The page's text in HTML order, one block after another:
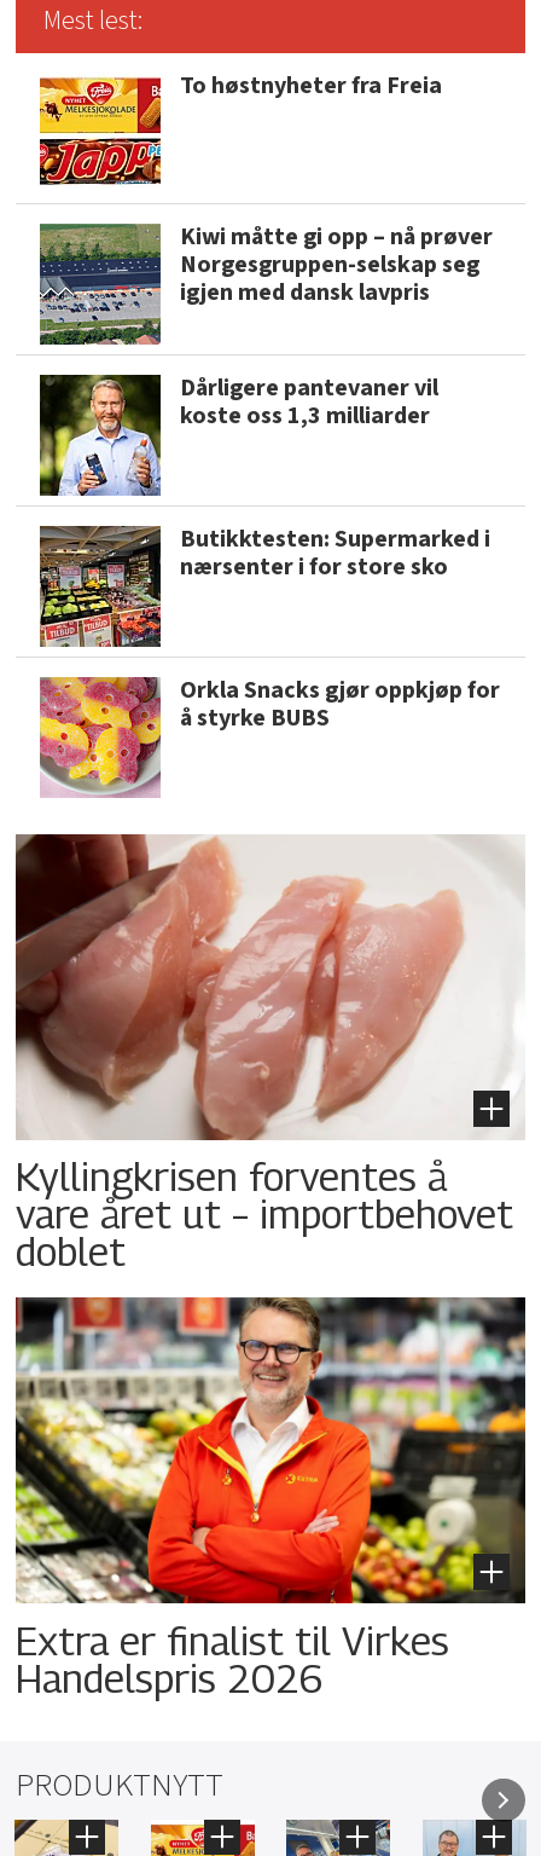
Mest lest:
To høstnyheter fra Freia
Kiwi måtte gi opp – nå prøver
Norgesgruppen-selskap seg
igjen med dansk lavpris
Dårligere pantevaner vil
koste oss 1,3 milliarder
Butikktesten: Supermarked i
nærsenter i for store sko
Orkla Snacks gjør oppkjøp for
å styrke BUBS
Kyllingkrisen forventes å
vare året ut – importbehovet
doblet
Extra er finalist til Virkes
Handelspris 2026
PRODUKTNYTT